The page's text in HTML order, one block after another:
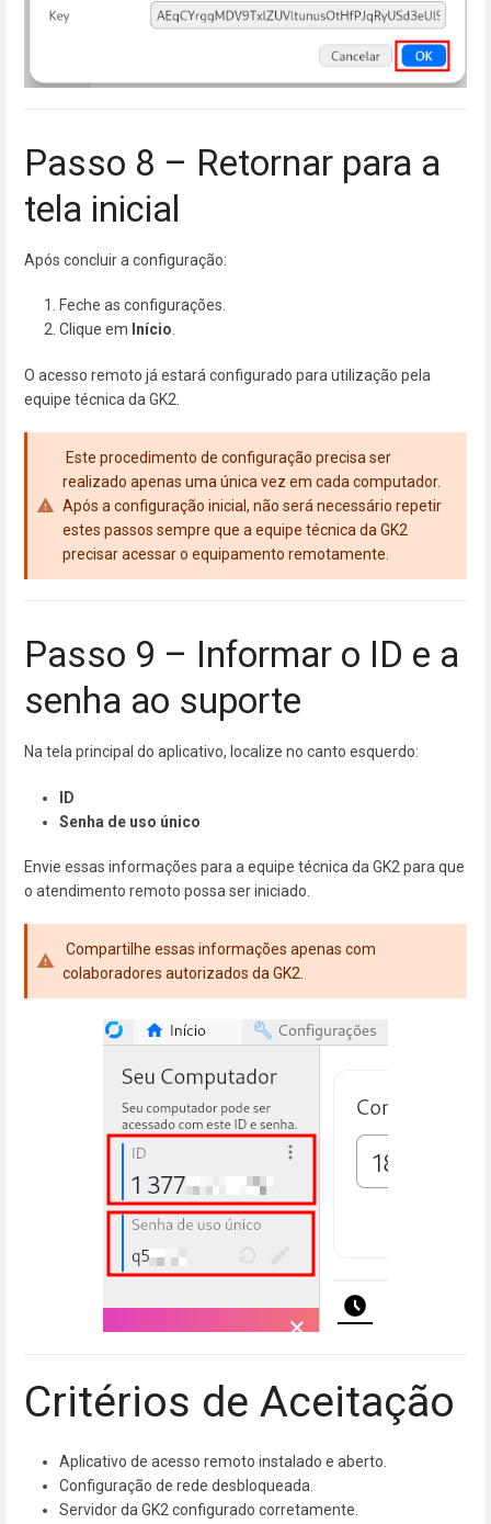
Passo 8 – Retornar para a
tela inicial
Após concluir a configuração:
Feche as configurações.
Clique em Início.
O acesso remoto já estará configurado para utilização pela
equipe técnica da GK2.
Este procedimento de configuração precisa ser
realizado apenas uma única vez em cada computador.
Após a configuração inicial, não será necessário repetir
estes passos sempre que a equipe técnica da GK2
precisar acessar o equipamento remotamente.
Passo 9 – Informar o ID e a
senha ao suporte
Na tela principal do aplicativo, localize no canto esquerdo:
ID
Senha de uso único
Envie essas informações para a equipe técnica da GK2 para que
o atendimento remoto possa ser iniciado.
Compartilhe essas informações apenas com
colaboradores autorizados da GK2.
Critérios de Aceitação
Aplicativo de acesso remoto instalado e aberto.
Configuração de rede desbloqueada.
Servidor da GK2 configurado corretamente.